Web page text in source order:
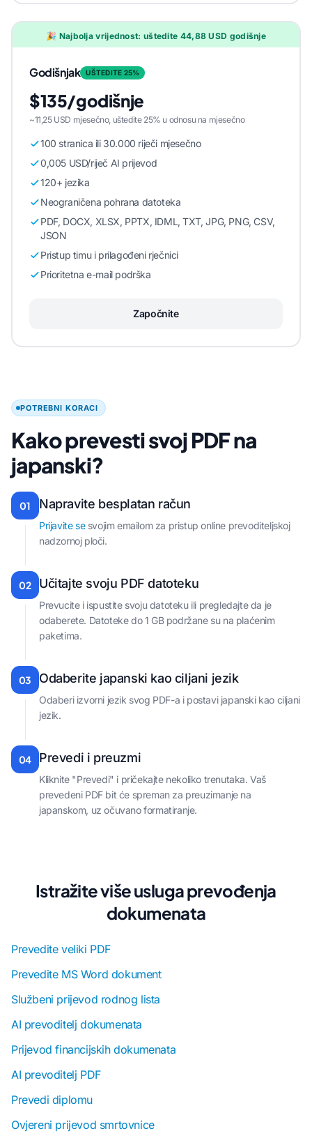
🎉 Najbolja vrijednost: uštedite 44,88 USD godišnje
Godišnjak UŠTEDITE 25%
$135/godišnje
~11,25 USD mjesečno, uštedite 25% u odnosu na mjesečno
100 stranica ili 30.000 riječi mjesečno
0,005 USD/riječ AI prijevod
120+ jezika
Neograničena pohrana datoteka
PDF, DOCX, XLSX, PPTX, IDML, TXT, JPG, PNG, CSV,
JSON
Pristup timu i prilagođeni rječnici
Prioritetna e-mail podrška
Započnite
POTREBNI KORACI
Kako prevesti svoj PDF na
japanski?
01 Napravite besplatan račun
Prijavite sesvojim emailom za pristup online prevoditeljskoj
nadzornoj ploči.
02 Učitajte svoju PDF datoteku
Prevucite i ispustite svoju datoteku ili pregledajte da je
odaberete. Datoteke do 1 GB podržane su na plaćenim
paketima.
03 Odaberite japanski kao ciljani jezik
Odaberi izvorni jezik svog PDF-a i postavi japanski kao ciljani
jezik.
04 Prevedi i preuzmi
Kliknite "Prevedi" i pričekajte nekoliko trenutaka. Vaš
prevedeni PDF bit će spreman za preuzimanje na
japanskom, uz očuvano formatiranje.
Istražite više usluga prevođenja
dokumenata
Prevedite veliki PDF
Prevedite MS Word dokument
Službeni prijevod rodnog lista
AI prevoditelj dokumenata
Prijevod financijskih dokumenata
AI prevoditelj PDF
Prevedi diplomu
Ovjereni prijevod smrtovnice